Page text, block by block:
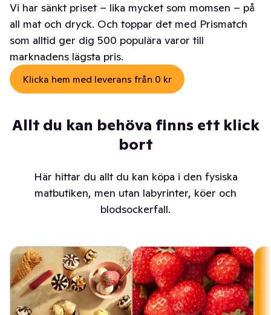
Vi har sänkt priset – lika mycket som momsen – på
all mat och dryck. Och toppar det med Prismatch
som alltid ger dig 500 populära varor till
marknadens lägsta pris.
Klicka hem med leverans från 0 kr
Allt du kan behöva finns ett klick
bort
Här hittar du allt du kan köpa i den fysiska
matbutiken, men utan labyrinter, köer och
blodsockerfall.